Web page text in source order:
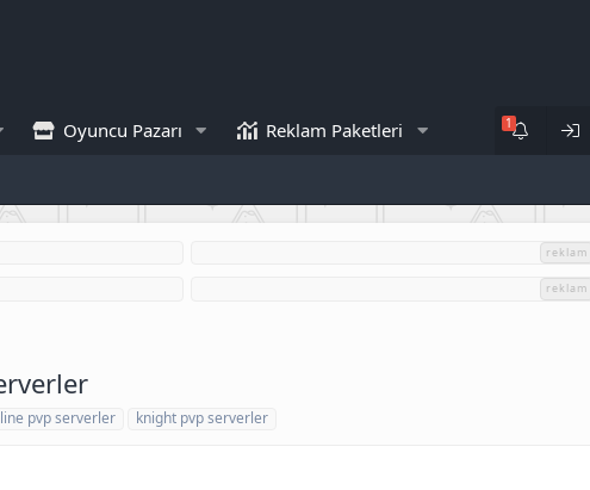
Oyuncu Pazarı Reklam Paketleri
reklam
reklam
pvp serverler knight pvp serverler